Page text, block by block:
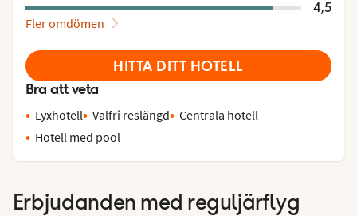
4,5
Fler omdömen
HITTA DITT HOTELL
Bra att veta
Lyxhotell Valfri reslängd
Centrala hotell
Hotell med pool
Erbjudanden med reguljärflyg